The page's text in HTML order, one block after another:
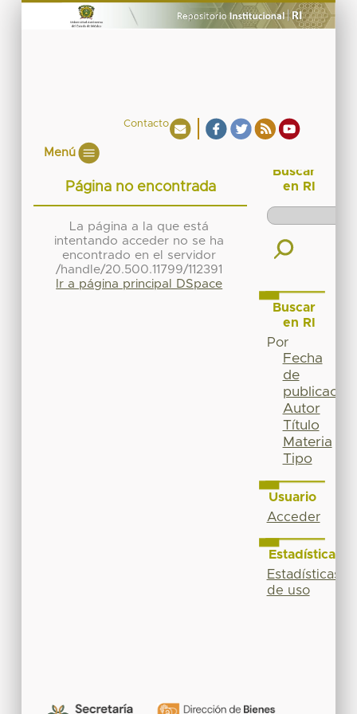
Contacto
Menú
Página no encontrada
La página a la que está
intentando acceder no se ha
encontrado en el servidor
/handle/20.500.11799/112391
Ir a página principal DSpace
Buscar
en RI
Buscar
en RI
Por
Fecha
de
publicación
Autor
Título
Materia
Tipo
Usuario
Acceder
Estadísticas
Estadísticas
de uso